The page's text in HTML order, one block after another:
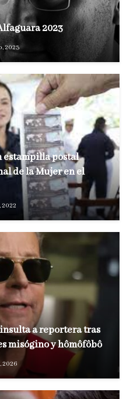
2023
2023
estampilla postal
de la Mujer en el
2022
a reportera tras
misógino y hômôfôbô
2026